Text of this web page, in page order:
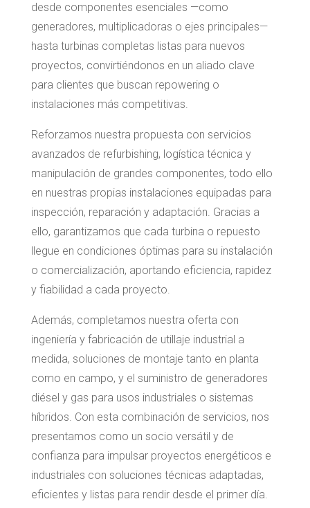
desde componentes esenciales —como
generadores, multiplicadoras o ejes principales—
hasta turbinas completas listas para nuevos
proyectos, convirtiéndonos en un aliado clave
para clientes que buscan repowering o
instalaciones más competitivas.
Reforzamos nuestra propuesta con servicios
avanzados de refurbishing, logística técnica y
manipulación de grandes componentes, todo ello
en nuestras propias instalaciones equipadas para
inspección, reparación y adaptación. Gracias a
ello, garantizamos que cada turbina o repuesto
llegue en condiciones óptimas para su instalación
o comercialización, aportando eficiencia, rapidez
y fiabilidad a cada proyecto.
Además, completamos nuestra oferta con
ingeniería y fabricación de utillaje industrial a
medida, soluciones de montaje tanto en planta
como en campo, y el suministro de generadores
diésel y gas para usos industriales o sistemas
híbridos. Con esta combinación de servicios, nos
presentamos como un socio versátil y de
confianza para impulsar proyectos energéticos e
industriales con soluciones técnicas adaptadas,
eficientes y listas para rendir desde el primer día.